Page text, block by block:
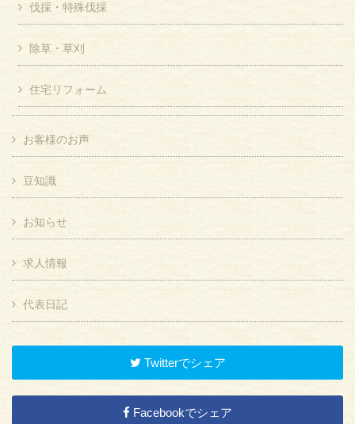
伐採・特殊伐採
除草・草刈
住宅リフォーム
お客様のお声
豆知識
お知らせ
求人情報
代表日記
Twitterでシェア
Facebookでシェア